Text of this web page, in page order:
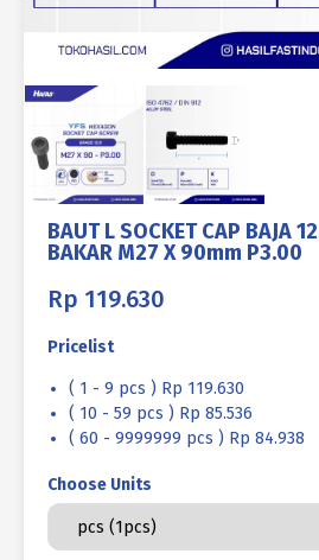
BAUT L SOCKET CAP BAJA
BAKAR M27 X 90mm P3.00
Rp 119.630
Pricelist
( 1 - 9 pcs ) Rp 119.630
( 10 - 59 pcs ) Rp 85.536
( 60 - 9999999 pcs ) Rp 84.938
Choose Units